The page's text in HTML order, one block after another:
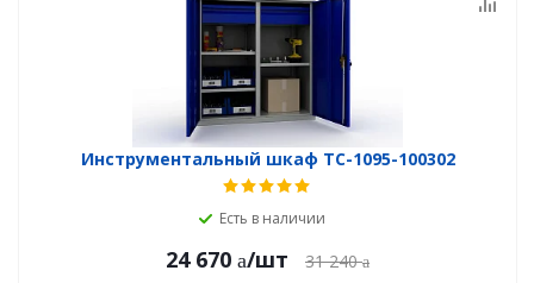
Инструментальный шкаф TC-1095-100302
Есть в наличии
24 670 /шт 31 240